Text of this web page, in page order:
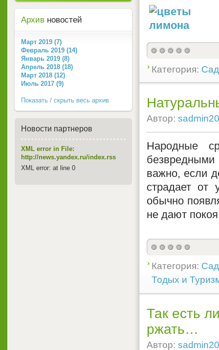
Категория:
Автор:
Народные
важно, если
страдает от
обычно
не дают
Категория:
Тодых и
Так есть
ржать…
Автор:
Архив новостей
Март 2019 (7)
Февраль 2019 (14)
Январь 2019 (8)
Апрель 2018 (18)
Март 2018 (12)
Июль 2017 (9)
Показать / скрыть весь архив
Новости партнеров
XML error in File:
http://news.yandex.ru/index.rss
XML error: at line 0